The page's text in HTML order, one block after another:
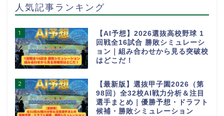
人気記事ランキング
1
【AI予想】2026選抜高校野球 1
回戦全16試合 勝敗シミュレーシ
ョン｜組み合わせから見る突破校
はどこだ！
2
【最新版】選抜甲子園2026（第
98回）全32校AI戦力分析＆注目
選手まとめ｜優勝予想・ドラフト
候補・勝敗シミュレーション